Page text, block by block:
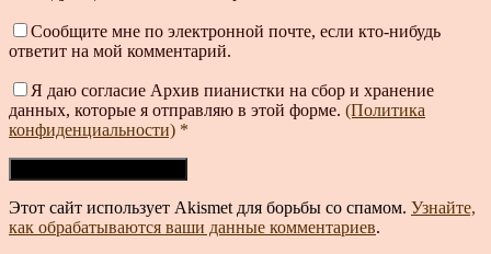
Сообщите мне по электронной почте, если кто-нибудь
ответит на мой комментарий.
Я даю согласие Архив пианистки на сбор и хранение
данных, которые я отправляю в этой форме. (Политика
конфиденциальности) *
Этот сайт использует Akismet для борьбы со спамом. Узнайте,
как обрабатываются ваши данные комментариев.